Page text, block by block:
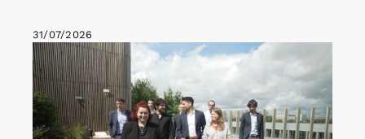
31/07/2026